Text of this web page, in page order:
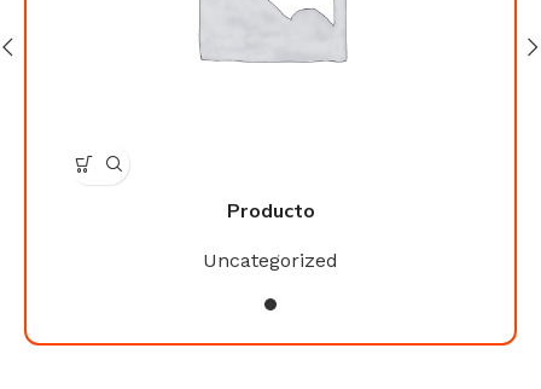
Producto
Uncategorized